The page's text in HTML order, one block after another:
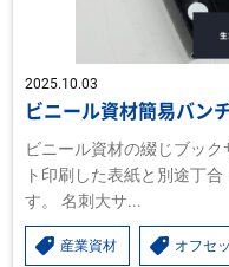
2025.10.03
ビニール資材簡易バン
ビニール資材の綴じブッ
ト印刷した表紙と別途丁
す。 名刺大サ...
産業資材 オフセ